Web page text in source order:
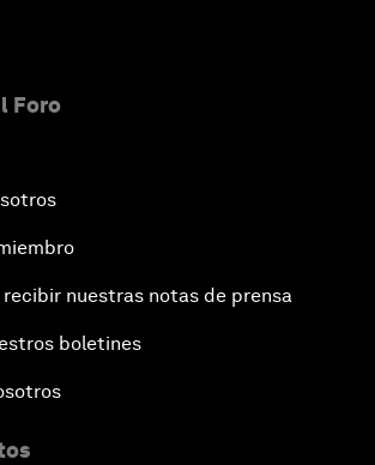
Foro
nuestras notas de prensa
boletines